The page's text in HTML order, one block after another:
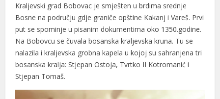
Kraljevski grad Bobovac je smješten u brdima srednje
Bosne na području gdje graniče opštine Kakanj i Vareš. Prvi
put se spominje u pisanim dokumentima oko 1350.godine.
Na Bobovcu se čuvala bosanska kraljevska kruna. Tu se
nalazila i kraljevska grobna kapela u kojoj su sahranjena tri
bosanska kralja: Stjepan Ostoja, Tvrtko II Kotromanić i
Stjepan Tomaš.